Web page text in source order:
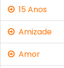
15 Anos
Amizade
Amor